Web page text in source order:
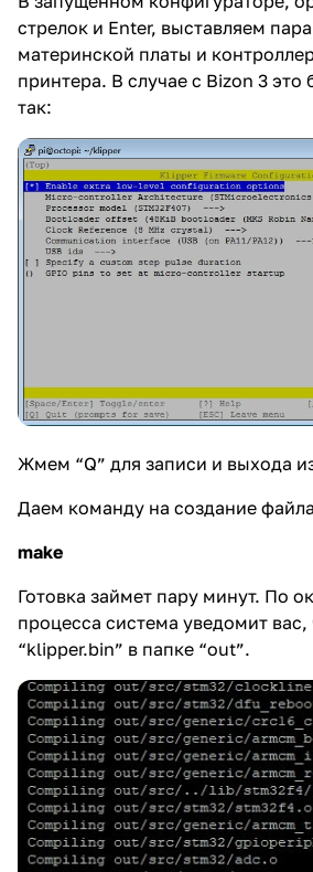
стрелок и Enter, выставляем
материнской платы и
принтера. В случае с Bizon 3 это
так:
Жмем “Q” для записи и выхода
Даем команду на создание
make
Готовка займет пару минут. По
процесса система уведомит
“klipper.bin” в папке “out”.